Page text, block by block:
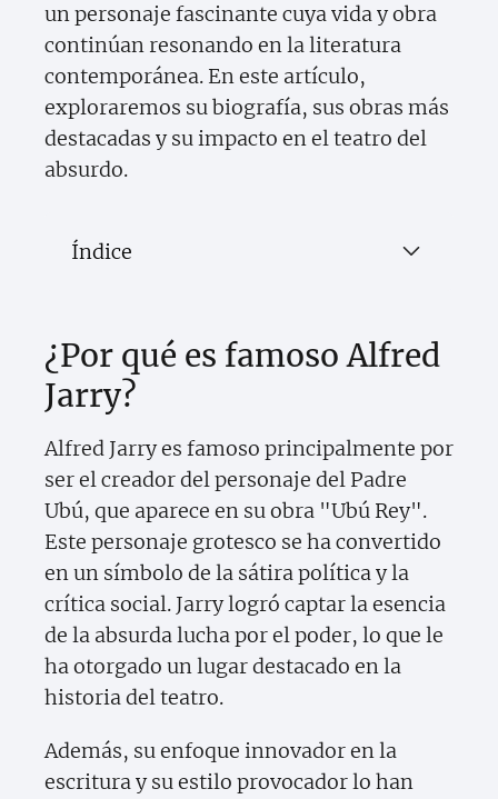
un personaje fascinante cuya vida y obra
continúan resonando en la literatura
contemporánea. En este artículo,
exploraremos su biografía, sus obras más
destacadas y su impacto en el teatro del
absurdo.
Índice
¿Por qué es famoso Alfred
Jarry?
Alfred Jarry es famoso principalmente por
ser el creador del personaje del Padre
Ubú, que aparece en su obra "Ubú Rey".
Este personaje grotesco se ha convertido
en un símbolo de la sátira política y la
crítica social. Jarry logró captar la esencia
de la absurda lucha por el poder, lo que le
ha otorgado un lugar destacado en la
historia del teatro.
Además, su enfoque innovador en la
escritura y su estilo provocador lo han